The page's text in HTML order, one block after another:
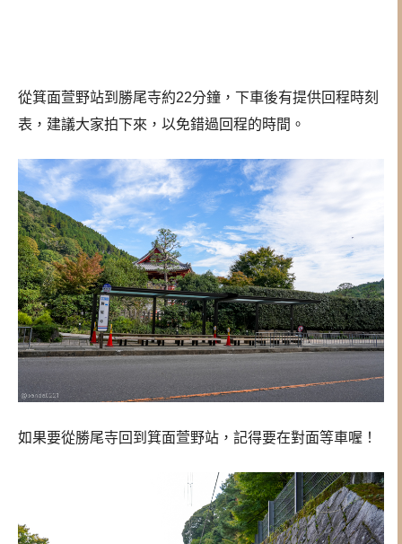
從箕面萱野站到勝尾寺約22分鐘，下車後有提供回程時刻
表，建議大家拍下來，以免錯過回程的時間。
如果要從勝尾寺回到箕面萱野站，記得要在對面等車喔！